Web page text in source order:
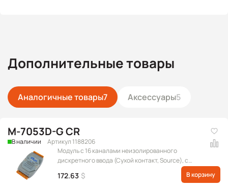
Дополнительные товары
Аналогичные товары7 Аксессуары5
M-7053D-G CR
В наличии
Артикул 1188206
Модуль с 16 каналами неизолированного
дискретного ввода (Сухой контакт, Source), с
172.63 $ В корзину